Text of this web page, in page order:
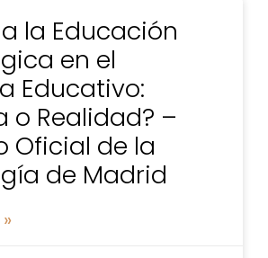
la Educación
en el
Educativo:
o Realidad? –
Oficial de la
de Madrid